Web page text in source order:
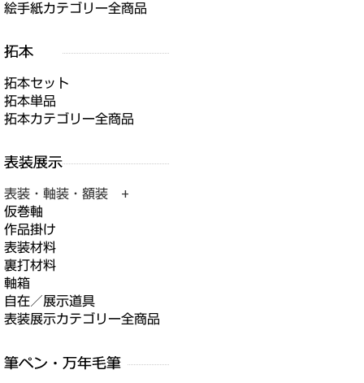
絵手紙カテゴリー全商品
拓本セット
拓本単品
拓本カテゴリー全商品
表装・軸装・額装 +
仮巻軸
作品掛け
表装材料
裏打材料
軸箱
自在／展示道具
表装展示カテゴリー全商品